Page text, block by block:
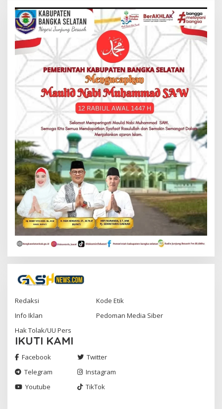
Redaksi
Kode Etik
Info Iklan
Pedoman Media Siber
Hak Tolak/UU Pers
IKUTI KAMI
Facebook
Twitter
Telegram
Instagram
Youtube
TikTok